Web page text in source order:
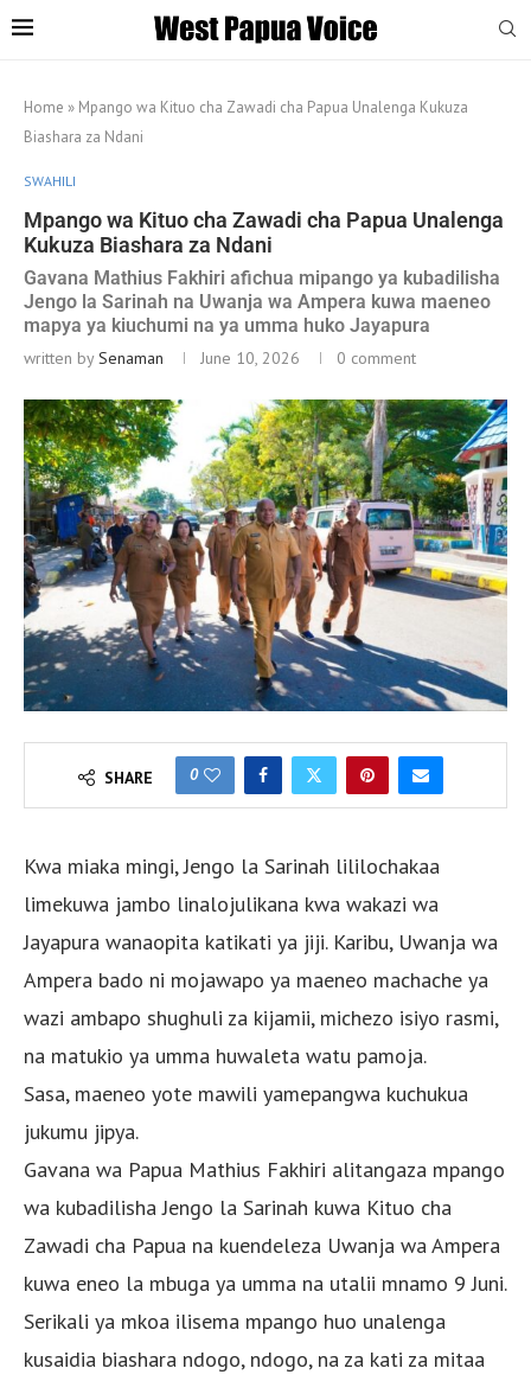
Home » Mpango wa Kituo cha Zawadi cha Papua Unalenga Kukuza
Biashara za Ndani
SWAHILI
Mpango wa Kituo cha Zawadi cha Papua Unalenga
Kukuza Biashara za Ndani
Gavana Mathius Fakhiri afichua mipango ya kubadilisha
Jengo la Sarinah na Uwanja wa Ampera kuwa maeneo
mapya ya kiuchumi na ya umma huko Jayapura
written bySenaman June 10, 2026 0 comment
SHARE 0
Kwa miaka mingi, Jengo la Sarinah lililochakaa
limekuwa jambo linalojulikana kwa wakazi wa
Jayapura wanaopita katikati ya jiji. Karibu, Uwanja wa
Ampera bado ni mojawapo ya maeneo machache ya
wazi ambapo shughuli za kijamii, michezo isiyo rasmi,
na matukio ya umma huwaleta watu pamoja.
Sasa, maeneo yote mawili yamepangwa kuchukua
jukumu jipya.
Gavana wa Papua Mathius Fakhiri alitangaza mpango
wa kubadilisha Jengo la Sarinah kuwa Kituo cha
Zawadi cha Papua na kuendeleza Uwanja wa Ampera
kuwa eneo la mbuga ya umma na utalii mnamo 9 Juni.
Serikali ya mkoa ilisema mpango huo unalenga
kusaidia biashara ndogo, ndogo, na za kati za mitaa